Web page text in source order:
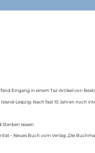
Eingang in einem Taz-Artikel von
Leipzig: Nach fast 10 Jahren noch
lassen
– Neues Buch vom Verlag „Die